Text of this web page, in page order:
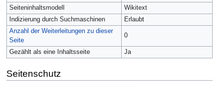
Seiteninhaltsmodell
Wikitext
Indizierung durch Suchmaschinen
Erlaubt
Anzahl der Weiterleitungen zu dieser
Seite
0
Gezählt als eine Inhaltsseite Ja
Seitenschutz